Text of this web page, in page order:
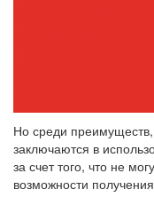
Но среди преимуществ,
заключаются в
за счет того, что не
возможности